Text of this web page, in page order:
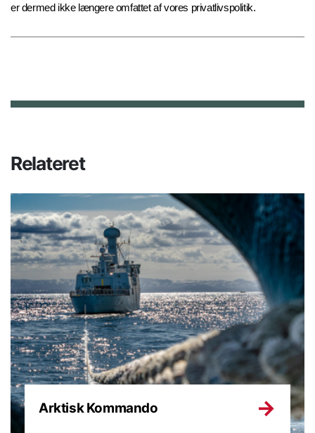
er dermed ikke længere omfattet af vores privatlivspolitik.
Relateret
Arktisk Kommando